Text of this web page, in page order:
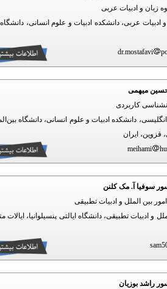
و ادبیات عربی
عربی، دانشکده ادبیات و علوم انسانی، دانشگاه قم،
میهمی
کاربردی
دانشکده ادبیات و علوم انسانی، دانشگاه بین‌المللی
ایران
meihami
آ. مک کلنن
بین الملل و ادبیات تطبیقی
تطبیقی، دانشگاه ایالتی پنسیلوانیا، ایالات متحده
بوزیان